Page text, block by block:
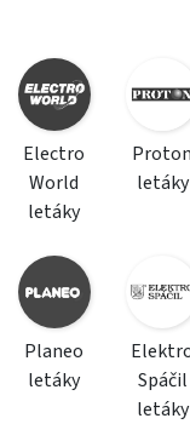
Electro
World
letáky
Proton
letáky
Planeo
letáky
Spáčil
letáky